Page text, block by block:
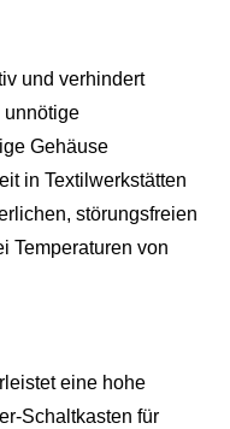
und verhindert
unnötige
Gehäuse
in Textilwerkstätten
störungsfreien
Temperaturen von
eine hohe
Schaltkasten für